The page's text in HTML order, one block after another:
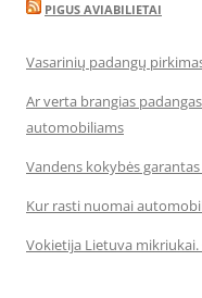
PIGUS AVIABILIETAI
Vasarinių padangų
Ar verta brangias
automobiliams
Vandens kokybės
Kur rasti nuomai
Vokietija Lietuva